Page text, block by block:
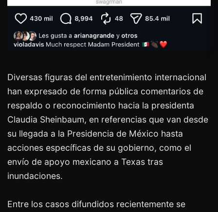
Diversas figuras del entretenimiento internacional
han expresado de forma pública comentarios de
respaldo o reconocimiento hacia la presidenta
Claudia Sheinbaum, en referencias que van desde
su llegada a la Presidencia de México hasta
acciones específicas de su gobierno, como el
envío de apoyo mexicano a Texas tras
inundaciones.
Entre los casos difundidos recientemente se